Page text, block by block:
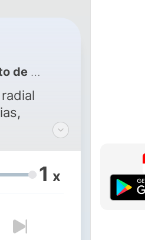
Electoral
y
El
1 x